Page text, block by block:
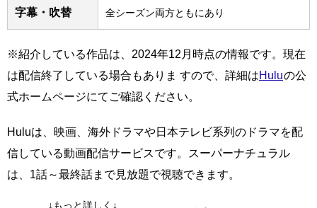
字幕・吹替 全シーズン両方ともにあり
※紹介している作品は、2024年12月時点の情報です。現在
は配信終了している場合もありま すので、詳細はHuluの公
式ホームページにてご確認ください。
Huluは、映画、海外ドラマや日本テレビ系列のドラマを配
信している動画配信サービスです。スーパーナチュラル
は、1話～最終話まで見放題で視聴できます。
↓もっと詳しく↓